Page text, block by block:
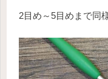
2目め～5目めまで同